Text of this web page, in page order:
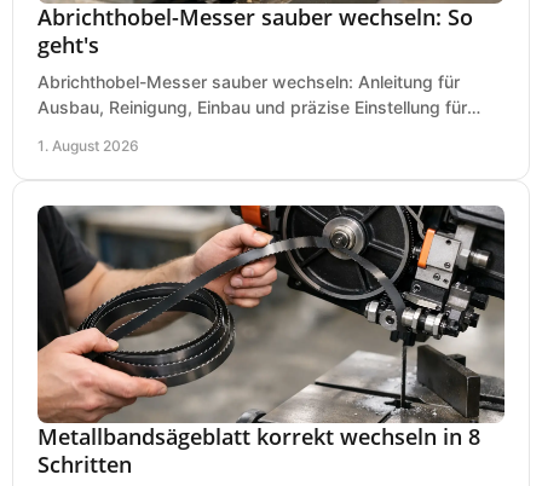
Abrichthobel-Messer sauber wechseln: So
geht's
Abrichthobel-Messer sauber wechseln: Anleitung für
Ausbau, Reinigung, Einbau und präzise Einstellung für
1. August 2026
Metallbandsägeblatt korrekt wechseln in 8
Schritten